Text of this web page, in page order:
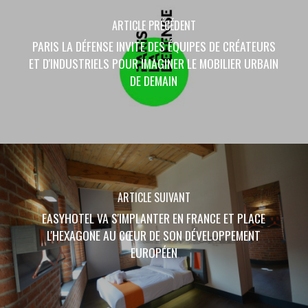
ARTICLE PRÉCÉDENT
PARIS LA DÉFENSE INVITE DES ÉQUIPES DE CRÉATEURS
ET D'INDUSTRIELS POUR IMAGINER LE MOBILIER URBAIN
DE DEMAIN
ARTICLE SUIVANT
EASYHOTEL VA S'IMPLANTER EN FRANCE ET PLACE
L'HEXAGONE AU CŒUR DE SON DÉVELOPPEMENT
EUROPÉEN